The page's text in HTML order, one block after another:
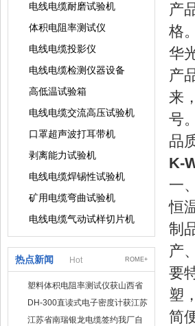
电线电缆耐磨试验机
体积电阻率测试仪
电线电缆投影仪
电线电缆检测仪器设备
高低温试验箱
电线电缆交流高压试验机
口罩超声波打耳带机
剥离能力试验机
电线电缆焊锡性试验机
矿用电缆弯曲试验机
电线电缆气动试样切片机
热点新闻 Hot ROME+
塑料体积电阻率测试仪获山西省
水利机械厂选用
DH-300直读式电子密度计获江苏
省苏州市安信塑业选用
江苏省南瑞银龙电缆签约我厂自
产
格。
华
产
来
号
品
K-
一、
恒
制
产
要
塑
简